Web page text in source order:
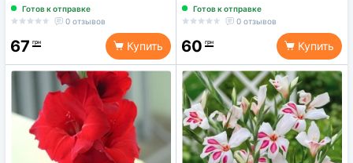
Готов к отправке
0 отзывов
67 грн Купить
Готов к отправке
0 отзывов
60 грн Купить